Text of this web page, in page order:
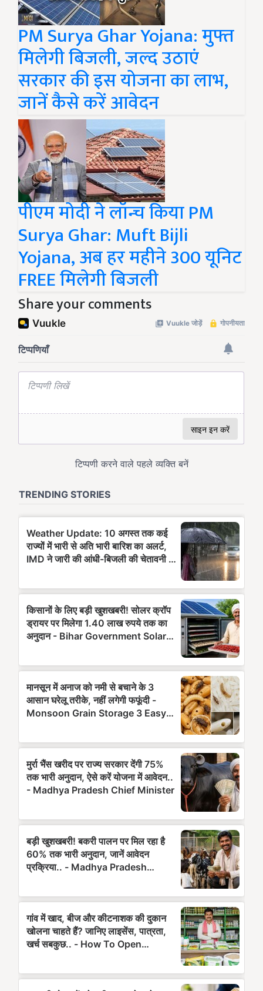
PM Surya Ghar Yojana: मुफ्त
मिलेगी बिजली, जल्द उठाएं
सरकार की इस योजना का लाभ,
जानें कैसे करें आवेदन
पीएम मोदी ने लॉन्च किया PM
Surya Ghar: Muft Bijli
Yojana, अब हर महीने 300 यूनिट
FREE मिलेगी बिजली
Share your comments